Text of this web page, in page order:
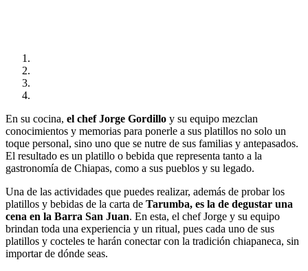
En su cocina, el chef Jorge Gordillo y su equipo mezclan
conocimientos y memorias para ponerle a sus platillos no solo un
toque personal, sino uno que se nutre de sus familias y antepasados.
El resultado es un platillo o bebida que representa tanto a la
gastronomía de Chiapas, como a sus pueblos y su legado.
Una de las actividades que puedes realizar, además de probar los
platillos y bebidas de la carta de Tarumba, es la de degustar una
cena en la Barra San Juan. En esta, el chef Jorge y su equipo
brindan toda una experiencia y un ritual, pues cada uno de sus
platillos y cocteles te harán conectar con la tradición chiapaneca, sin
importar de dónde seas.